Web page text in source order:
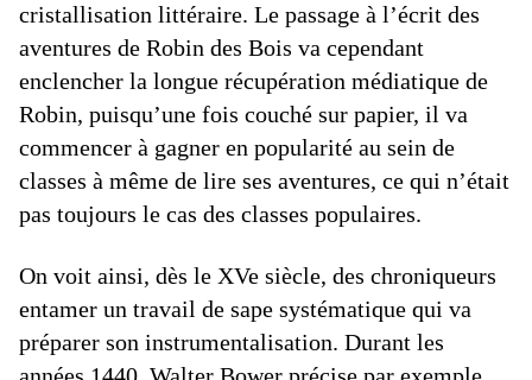
cristallisation littéraire. Le passage à l’écrit des
aventures de Robin des Bois va cependant
enclencher la longue récupération médiatique de
Robin, puisqu’une fois couché sur papier, il va
commencer à gagner en popularité au sein de
classes à même de lire ses aventures, ce qui n’était
pas toujours le cas des classes populaires.
On voit ainsi, dès le XVe siècle, des chroniqueurs
entamer un travail de sape systématique qui va
préparer son instrumentalisation. Durant les